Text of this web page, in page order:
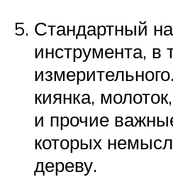
Стандартный
инструмента, в
киянка,
и прочие
которых
дереву.